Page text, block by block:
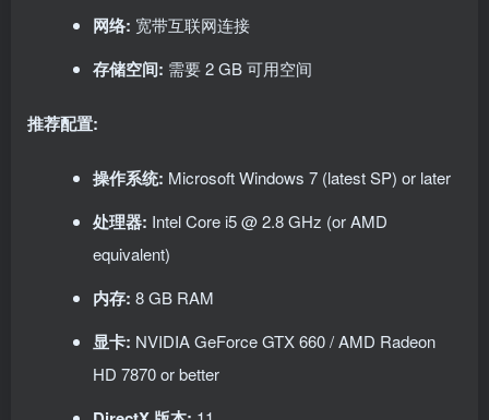
网络: 宽带互联网连接
存储空间: 需要 2 GB 可用空间
推荐配置:
操作系统: Microsoft Windows 7 (latest SP) or later
处理器: Intel Core i5 @ 2.8 GHz (or AMD
equivalent)
内存: 8 GB RAM
显卡: NVIDIA GeForce GTX 660 / AMD Radeon
HD 7870 or better